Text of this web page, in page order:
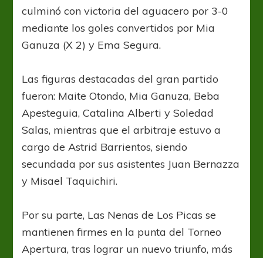
culminó con victoria del aguacero por 3-0
mediante los goles convertidos por Mia
Ganuza (X 2) y Ema Segura.
Las figuras destacadas del gran partido
fueron: Maite Otondo, Mia Ganuza, Beba
Apesteguia, Catalina Alberti y Soledad
Salas, mientras que el arbitraje estuvo a
cargo de Astrid Barrientos, siendo
secundada por sus asistentes Juan Bernazza
y Misael Taquichiri.
Por su parte, Las Nenas de Los Picas se
mantienen firmes en la punta del Torneo
Apertura, tras lograr un nuevo triunfo, más